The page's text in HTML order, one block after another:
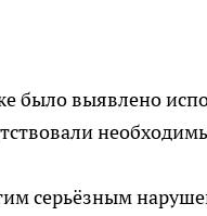
было выявлено
серьёзным